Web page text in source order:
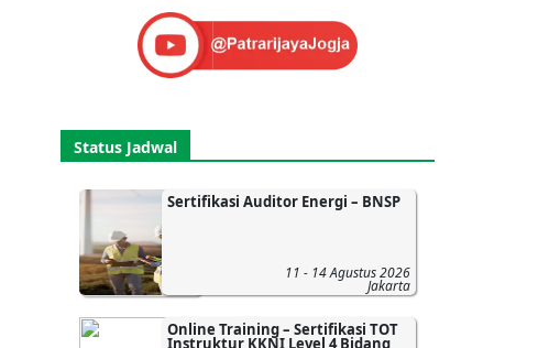
Status Jadwal
Sertifikasi Auditor Energi – BNSP
11 - 14 Agustus 2026
Jakarta
Online Training – Sertifikasi TOT
Instruktur KKNI Level 4 Bidang